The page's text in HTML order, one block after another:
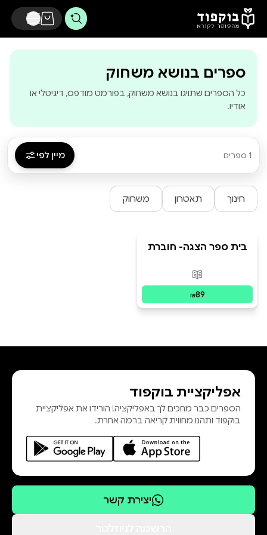
דלג לתוכן הראשי
ספרים בנושא משחוק
כל הספרים שתויגו בנושא משחוק, בפורמט מודפס, דיגיטלי או
אודיו.
1 ספרים מיין לפי
חינוך תאטרון משחוק
בית ספר הצגה- חוברת
פורמטים זמינים
₪89
אפליקציית בוקפוד
הספרים כבר מחכים לך באפליקציה! הורידו את אפליקציית
בוקפוד ותהנו מחווית קריאה ברמה אחרת.
יצירת קשר